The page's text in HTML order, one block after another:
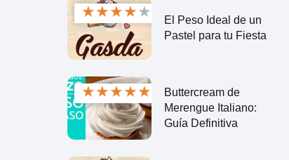
★★★★★
El Peso Ideal de un
Pastel para tu Fiesta
★★★★★
Buttercream de
Merengue Italiano:
Guía Definitiva